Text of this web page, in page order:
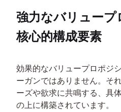
強力なバリュー
核心的構成要素
効果的なバリュープロポジ
ーガンではありません。そ
ーズや欲求に共鳴する、具
の上に構築されています。